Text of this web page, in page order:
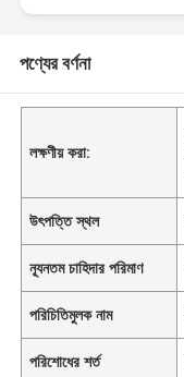
পণ্যের বর্ণনা
লক্ষণীয় করা:
উৎপত্তি স্থল
ন্যূনতম চাহিদার পরিমাণ
পরিচিতিমুলক নাম
পরিশোধের শর্ত